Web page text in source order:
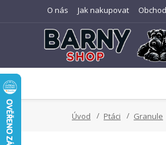
O nás Jak nakupovat
Úvod Ptáci Granule